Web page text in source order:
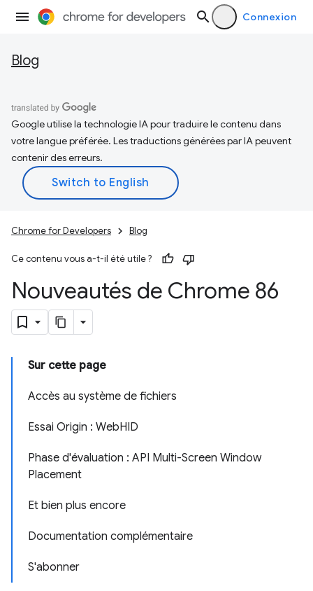
Connexion
Blog
Google utilise la technologie IA pour traduire le contenu dans
votre langue préférée. Les traductions générées par IA peuvent
contenir des erreurs.
Chrome for Developers Blog
Ce contenu vous a-t-il été utile ?
Nouveautés de Chrome 86
Sur cette page
Accès au système de fichiers
Essai Origin : WebHID
Phase d'évaluation : API Multi-Screen Window
Placement
Et bien plus encore
Documentation complémentaire
S'abonner